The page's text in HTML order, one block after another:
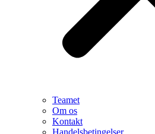
Teamet
Om os
Kontakt
Handelsbetingelser